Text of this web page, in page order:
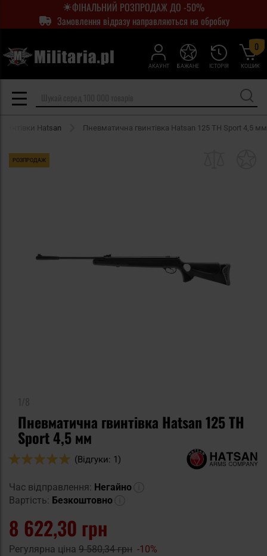
ФІНАЛЬНИЙ РОЗПРОДАЖ ДО -50%
Замовлення відразу направляються на обробку
АКАУНТ ІСТОРІЯ
БАЖАНЕ КОШИК
0
Hatsan Пневматична гвинтівка Hatsan 125 TH Sport 4,5 мм
РОЗПРОДАЖ
Пневматична гвинтівка Hatsan 125 TH
Sport 4,5 мм
Оцінка:
(Відгуки: 1)
Час відправлення: Негайно
Вартість: Безкоштовно
8 622,30 грн
Регулярна ціна 9 580,34 грн -10%